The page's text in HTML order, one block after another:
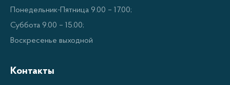
напряжения
Стабильное электроснабжение
Удобство в использовании
Мощность достаточна для подключения
Понедельник-Пятница 9.00 – 17.00;
Суббота 9.00 – 15.00;
Воскресенье выходной
Контакты